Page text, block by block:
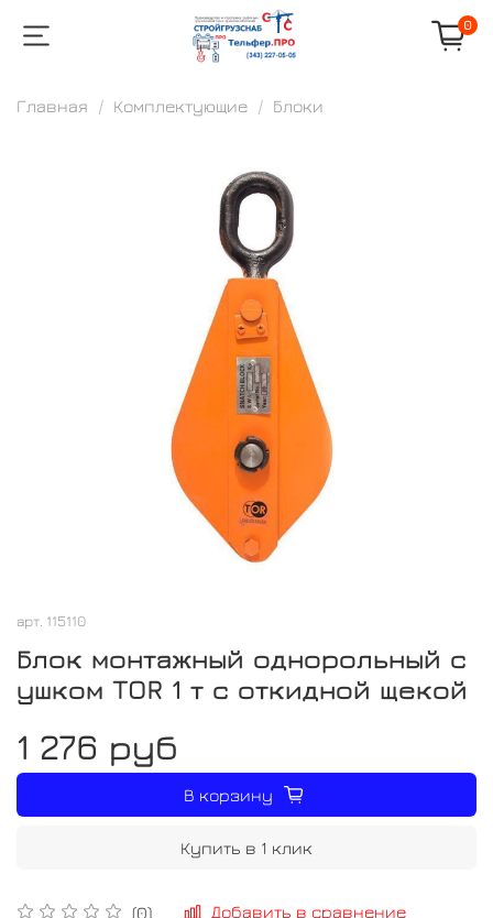
0
Главная Комплектующие Блоки
арт. 115110
Блок монтажный однорольный с
ушком TOR 1 т с откидной щекой
(0) Добавить в сравнение
1 276 руб
В корзину
Купить в 1 клик